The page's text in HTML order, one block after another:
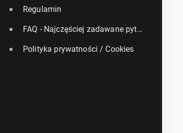
Regulamin
FAQ - Najczęściej zadawane pytania
Polityka prywatności / Cookies